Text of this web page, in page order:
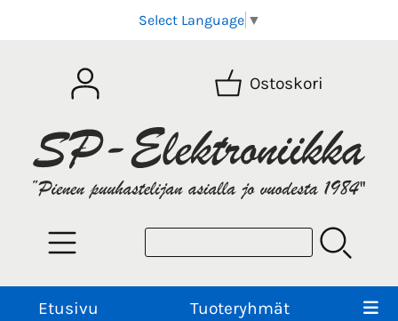
Select Language ▼
Ostoskori
Etusivu Tuoteryhmät